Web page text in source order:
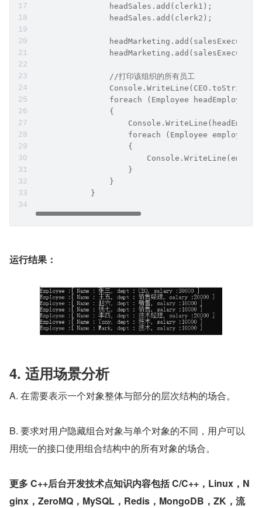
                headSales.add(clerk1);
                headSales.add(clerk2);
                //打印该组织的所有员工
foreach (Employee headEmployee
                {
foreach (Employee employee
                    {
                    }
                }
            }
运行结果：
4. 适用场景分析
A. 在需要表示一个对象整体与部分的层次结构的场合。
B. 要求对用户隐藏组合对象与单个对象的不同，用户可以
用统一的接口使用组合结构中的所有对象的场合。
更多 C++后台开发技术点知识内容包括 C/C++，Linux，N
ginx，ZeroMQ，MySQL，Redis，MongoDB，ZK，流